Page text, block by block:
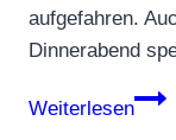
aufgefahren.
Dinnerabend
Weiterlesen
Das